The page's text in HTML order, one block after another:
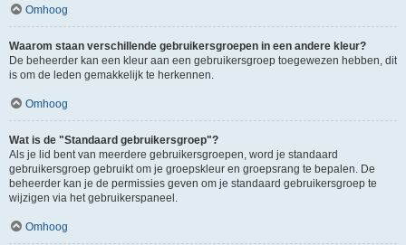
Omhoog
Waarom staan verschillende gebruikersgroepen in een andere kleur?
De beheerder kan een kleur aan een gebruikersgroep toegewezen hebben, dit
is om de leden gemakkelijk te herkennen.
Omhoog
Wat is de "Standaard gebruikersgroep"?
Als je lid bent van meerdere gebruikersgroepen, word je standaard
gebruikersgroep gebruikt om je groepskleur en groepsrang te bepalen. De
beheerder kan je de permissies geven om je standaard gebruikersgroep te
wijzigen via het gebruikerspaneel.
Omhoog